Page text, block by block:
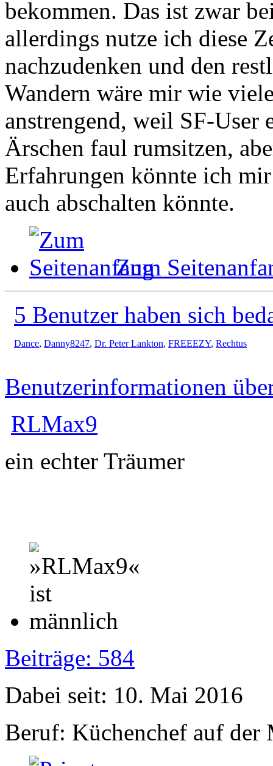
bekommen. Das ist zwar
allerdings nutze ich diese
nachzudenken und den
Wandern wäre mir wie
anstrengend, weil SF-User
Ärschen faul rumsitzen,
Erfahrungen könnte ich
auch abschalten könnte.
Zum
5 Benutzer haben sich
Dance, Danny8247, Dr. Peter Lankton, FREEEZY, Rechtus
Benutzerinformationen
RLMax9
ein echter Träumer
Beiträge: 584
Dabei seit: 10. Mai 2016
Beruf: Küchenchef auf der